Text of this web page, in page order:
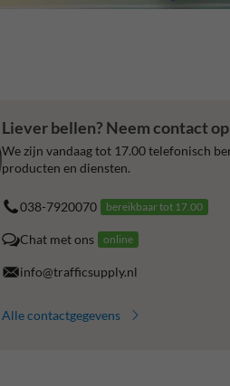
Liever bellen? Neem contact
We zijn vandaag tot 17.00 telefonisch
producten en diensten.
038-7920070 bereikbaar tot 17.00
Chat met ons online
info@trafficsupply.nl
Alle contactgegevens